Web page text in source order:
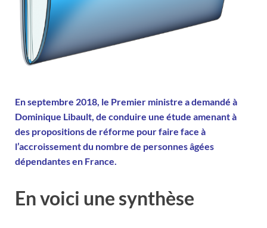
En septembre 2018, le Premier ministre a demandé à
Dominique Libault, de conduire une étude amenant à
des propositions de réforme pour faire face à
l’accroissement du nombre de personnes âgées
dépendantes en France.
En voici une synthèse